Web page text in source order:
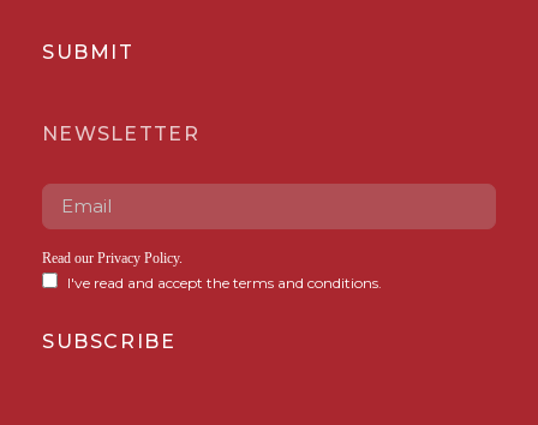
SUBMIT
NEWSLETTER
Read our Privacy Policy.
I've read and accept the terms and conditions.